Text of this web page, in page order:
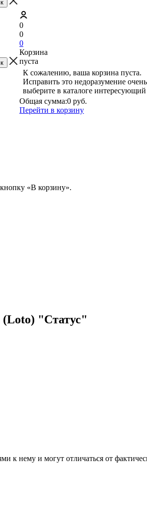
0
0
0
Корзина
пуста
К сожалению, ваша корзина пуста.
Исправить это недоразумение
выберите в каталоге
Общая сумма:0 руб.
Перейти в корзину
«В корзину».
(Loto) "Статус"
нему и могут отличаться от